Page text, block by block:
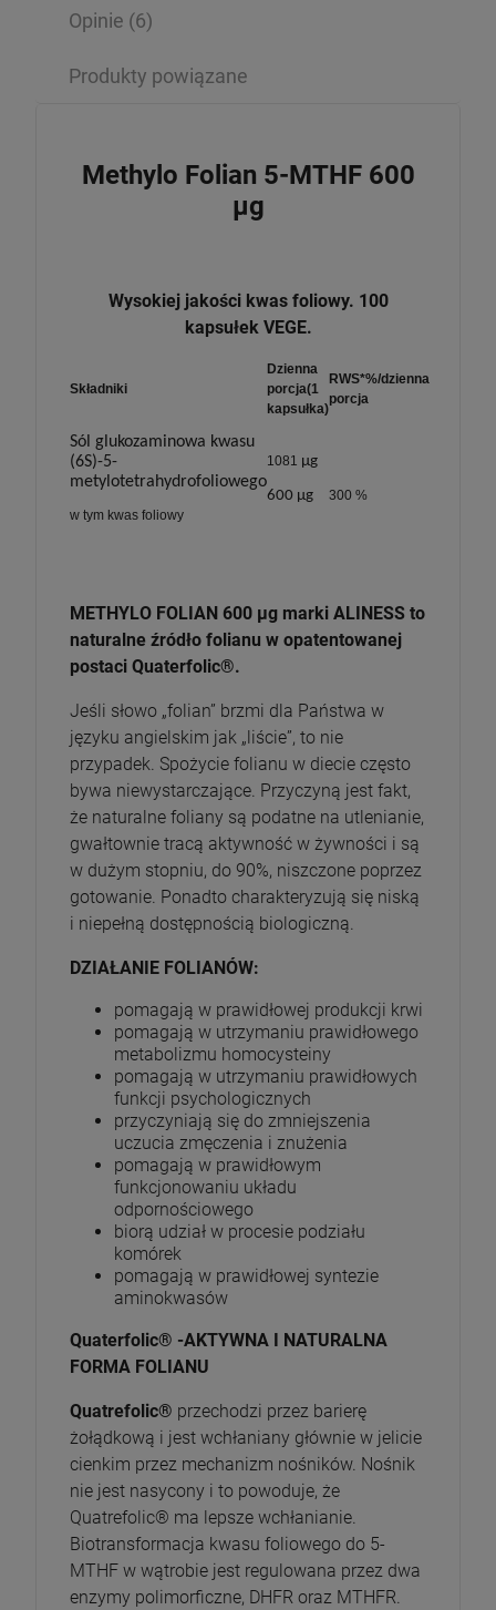
Opinie (6)
Produkty powiązane
Methylo Folian 5-MTHF 600
µg
Wysokiej jakości kwas foliowy. 100
kapsułek VEGE.
Składniki
Dzienna
porcja(1
kapsułka)
RWS*%/dzienna
porcja
Sól glukozaminowa kwasu
(6S)-5-
metylotetrahydrofoliowego
w tym kwas foliowy
1081 µg
600 µg 300 %
METHYLO FOLIAN 600 µg marki ALINESS to
naturalne źródło folianu w opatentowanej
postaci Quaterfolic®.
Jeśli słowo „folian” brzmi dla Państwa w
języku angielskim jak „liście”, to nie
przypadek. Spożycie folianu w diecie często
bywa niewystarczające. Przyczyną jest fakt,
że naturalne foliany są podatne na utlenianie,
gwałtownie tracą aktywność w żywności i są
w dużym stopniu, do 90%, niszczone poprzez
gotowanie. Ponadto charakteryzują się niską
i niepełną dostępnością biologiczną.
DZIAŁANIE FOLIANÓW:
pomagają w prawidłowej produkcji krwi
pomagają w utrzymaniu prawidłowego
metabolizmu homocysteiny
pomagają w utrzymaniu prawidłowych
funkcji psychologicznych
przyczyniają się do zmniejszenia
uczucia zmęczenia i znużenia
pomagają w prawidłowym
funkcjonowaniu układu
odpornościowego
biorą udział w procesie podziału
komórek
pomagają w prawidłowej syntezie
aminokwasów
Quaterfolic® -AKTYWNA I NATURALNA
FORMA FOLIANU
Quatrefolic® przechodzi przez barierę
żołądkową i jest wchłaniany głównie w jelicie
cienkim przez mechanizm nośników. Nośnik
nie jest nasycony i to powoduje, że
Quatrefolic® ma lepsze wchłanianie.
Biotransformacja kwasu foliowego do 5-
MTHF w wątrobie jest regulowana przez dwa
enzymy polimorficzne, DHFR oraz MTHFR.